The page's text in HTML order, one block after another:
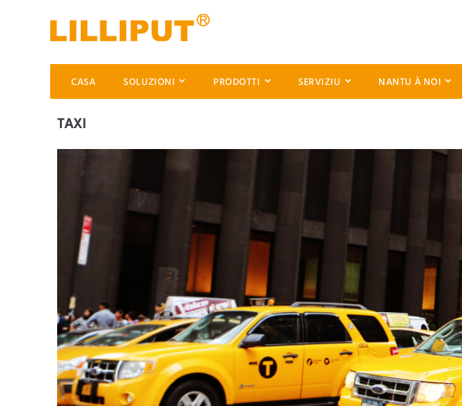
CASA SOLUZIONI PRODOTTI SERVIZIU NANTU À NOI
TAXI